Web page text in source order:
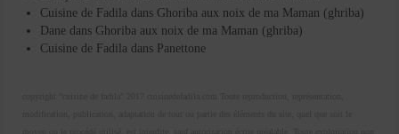
Cuisine de Fadila dans Ghoriba aux noix de ma Maman (ghriba)
Dane dans Ghoriba aux noix de ma Maman (ghriba)
Cuisine de Fadila dans Panettone